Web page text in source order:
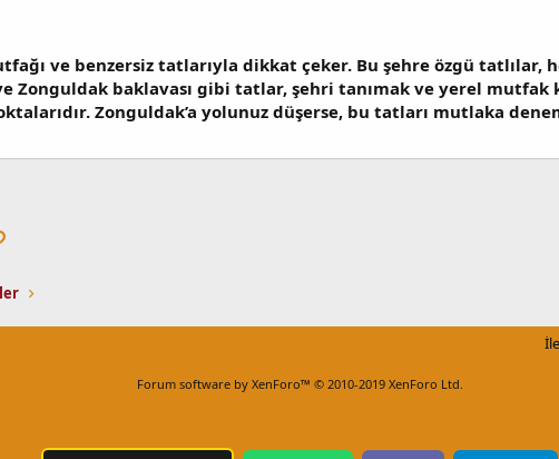
ve benzersiz tatlarıyla dikkat çeker. Bu şehre özgü tatlılar,
Zonguldak baklavası gibi tatlar, şehri tanımak ve yerel
Zonguldak’a yolunuz düşerse, bu tatları mutlaka
Link
Forum software by XenForo™ © 2010-2019 XenForo Ltd.